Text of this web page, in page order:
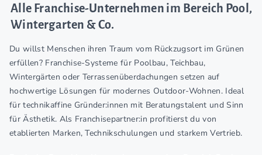
Alle Franchise-Unternehmen im Bereich Pool,
Wintergarten & Co.
Du willst Menschen ihren Traum vom Rückzugsort im Grünen
erfüllen? Franchise-Systeme für Poolbau, Teichbau,
Wintergärten oder Terrassenüberdachungen setzen auf
hochwertige Lösungen für modernes Outdoor-Wohnen. Ideal
für technikaffine Gründer:innen mit Beratungstalent und Sinn
für Ästhetik. Als Franchisepartner:in profitierst du von
etablierten Marken, Technikschulungen und starkem Vertrieb.